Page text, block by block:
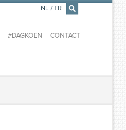
×
#DAGKOEN CONTACT
NL / FR